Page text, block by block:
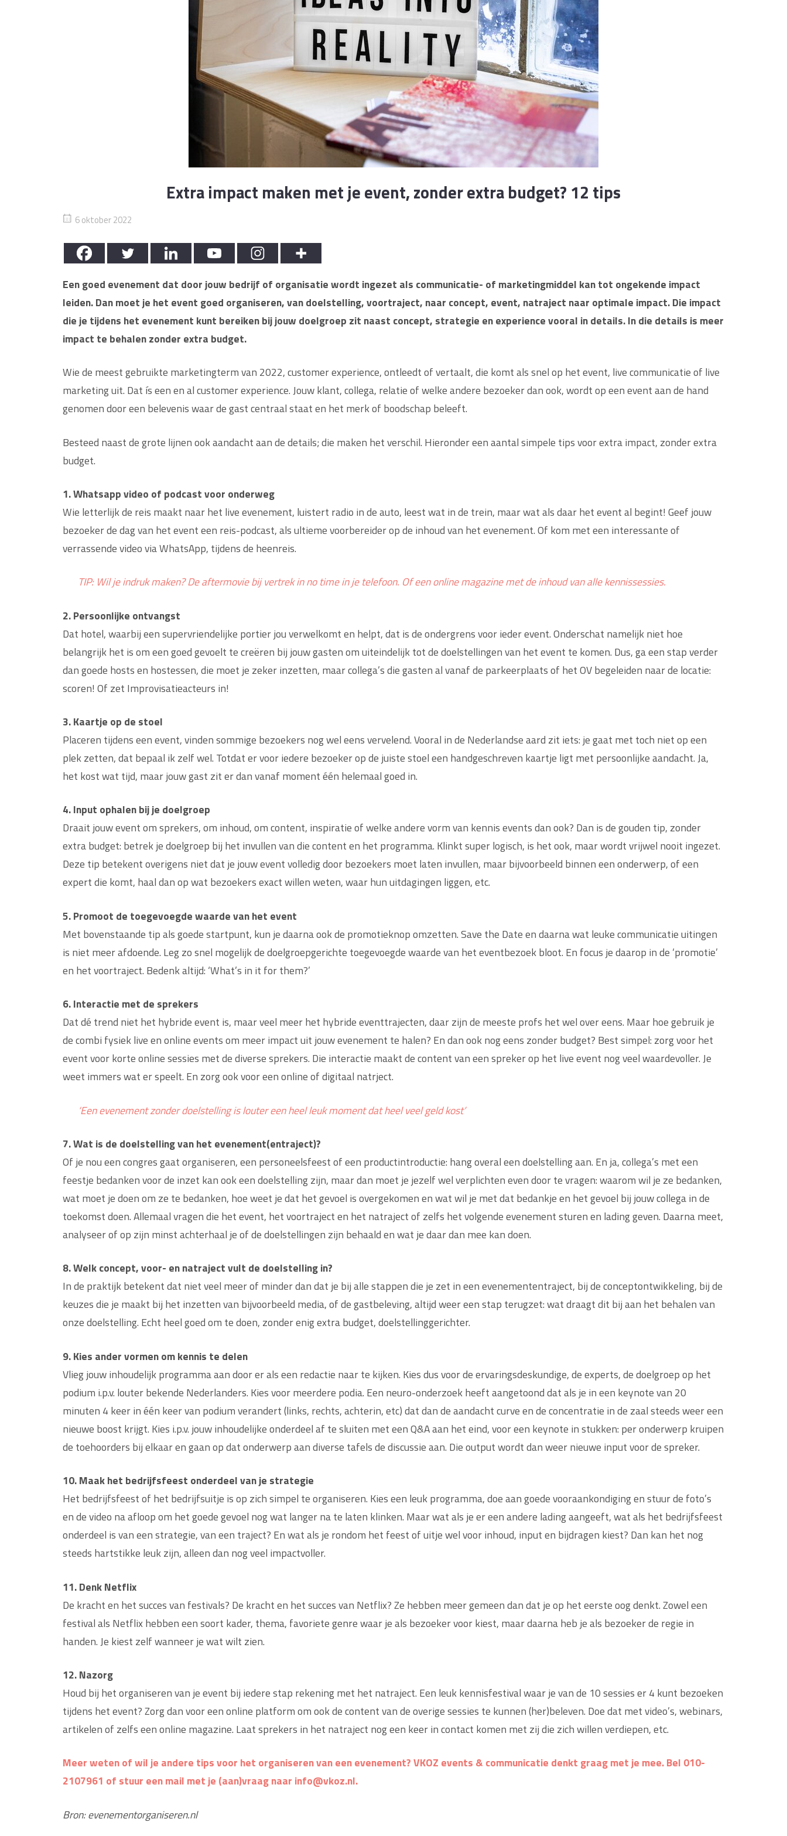
Extra impact maken met je event, zonder extra budget? 12 tips
6 oktober 2022
Een goed evenement dat door jouw bedrijf of organisatie wordt ingezet als communicatie- of marketingmiddel kan tot ongekende impact
leiden. Dan moet je het event goed organiseren, van doelstelling, voortraject, naar concept, event, natraject naar optimale impact. Die impact
die je tijdens het evenement kunt bereiken bij jouw doelgroep zit naast concept, strategie en experience vooral in details. In die details is meer
impact te behalen zonder extra budget.
Wie de meest gebruikte marketingterm van 2022, customer experience, ontleedt of vertaalt, die komt als snel op het event, live communicatie of live
marketing uit. Dat ís een en al customer experience. Jouw klant, collega, relatie of welke andere bezoeker dan ook, wordt op een event aan de hand
genomen door een belevenis waar de gast centraal staat en het merk of boodschap beleeft.
Besteed naast de grote lijnen ook aandacht aan de details; die maken het verschil. Hieronder een aantal simpele tips voor extra impact, zonder extra
budget.
1. Whatsapp video of podcast voor onderweg
Wie letterlijk de reis maakt naar het live evenement, luistert radio in de auto, leest wat in de trein, maar wat als daar het event al begint! Geef jouw
bezoeker de dag van het event een reis-podcast, als ultieme voorbereider op de inhoud van het evenement. Of kom met een interessante of
verrassende video via WhatsApp, tijdens de heenreis.
TIP: Wil je indruk maken? De aftermovie bij vertrek in no time in je telefoon. Of een online magazine met de inhoud van alle kennissessies.
2. Persoonlijke ontvangst
Dat hotel, waarbij een supervriendelijke portier jou verwelkomt en helpt, dat is de ondergrens voor ieder event. Onderschat namelijk niet hoe
belangrijk het is om een goed gevoelt te creëren bij jouw gasten om uiteindelijk tot de doelstellingen van het event te komen. Dus, ga een stap verder
dan goede hosts en hostessen, die moet je zeker inzetten, maar collega’s die gasten al vanaf de parkeerplaats of het OV begeleiden naar de locatie:
scoren! Of zet Improvisatieacteurs in!
3. Kaartje op de stoel
Placeren tijdens een event, vinden sommige bezoekers nog wel eens vervelend. Vooral in de Nederlandse aard zit iets: je gaat met toch niet op een
plek zetten, dat bepaal ik zelf wel. Totdat er voor iedere bezoeker op de juiste stoel een handgeschreven kaartje ligt met persoonlijke aandacht. Ja,
het kost wat tijd, maar jouw gast zit er dan vanaf moment één helemaal goed in.
4. Input ophalen bij je doelgroep
Draait jouw event om sprekers, om inhoud, om content, inspiratie of welke andere vorm van kennis events dan ook? Dan is de gouden tip, zonder
extra budget: betrek je doelgroep bij het invullen van die content en het programma. Klinkt super logisch, is het ook, maar wordt vrijwel nooit ingezet.
Deze tip betekent overigens niet dat je jouw event volledig door bezoekers moet laten invullen, maar bijvoorbeeld binnen een onderwerp, of een
expert die komt, haal dan op wat bezoekers exact willen weten, waar hun uitdagingen liggen, etc.
5. Promoot de toegevoegde waarde van het event
Met bovenstaande tip als goede startpunt, kun je daarna ook de promotieknop omzetten. Save the Date en daarna wat leuke communicatie uitingen
is niet meer afdoende. Leg zo snel mogelijk de doelgroepgerichte toegevoegde waarde van het eventbezoek bloot. En focus je daarop in de ‘promotie’
en het voortraject. Bedenk altijd: ‘What’s in it for them?’
6. Interactie met de sprekers
Dat dé trend niet het hybride event is, maar veel meer het hybride eventtrajecten, daar zijn de meeste profs het wel over eens. Maar hoe gebruik je
de combi fysiek live en online events om meer impact uit jouw evenement te halen? En dan ook nog eens zonder budget? Best simpel: zorg voor het
event voor korte online sessies met de diverse sprekers. Die interactie maakt de content van een spreker op het live event nog veel waardevoller. Je
weet immers wat er speelt. En zorg ook voor een online of digitaal natrject.
‘Een evenement zonder doelstelling is louter een heel leuk moment dat heel veel geld kost’
7. Wat is de doelstelling van het evenement(entraject)?
Of je nou een congres gaat organiseren, een personeelsfeest of een productintroductie: hang overal een doelstelling aan. En ja, collega’s met een
feestje bedanken voor de inzet kan ook een doelstelling zijn, maar dan moet je jezelf wel verplichten even door te vragen: waarom wil je ze bedanken,
wat moet je doen om ze te bedanken, hoe weet je dat het gevoel is overgekomen en wat wil je met dat bedankje en het gevoel bij jouw collega in de
toekomst doen. Allemaal vragen die het event, het voortraject en het natraject of zelfs het volgende evenement sturen en lading geven. Daarna meet,
analyseer of op zijn minst achterhaal je of de doelstellingen zijn behaald en wat je daar dan mee kan doen.
8. Welk concept, voor- en natraject vult de doelstelling in?
In de praktijk betekent dat niet veel meer of minder dan dat je bij alle stappen die je zet in een evenemententraject, bij de conceptontwikkeling, bij de
keuzes die je maakt bij het inzetten van bijvoorbeeld media, of de gastbeleving, altijd weer een stap terugzet: wat draagt dit bij aan het behalen van
onze doelstelling. Echt heel goed om te doen, zonder enig extra budget, doelstellinggerichter.
9. Kies ander vormen om kennis te delen
Vlieg jouw inhoudelijk programma aan door er als een redactie naar te kijken. Kies dus voor de ervaringsdeskundige, de experts, de doelgroep op het
podium i.p.v. louter bekende Nederlanders. Kies voor meerdere podia. Een neuro-onderzoek heeft aangetoond dat als je in een keynote van 20
minuten 4 keer in één keer van podium verandert (links, rechts, achterin, etc) dat dan de aandacht curve en de concentratie in de zaal steeds weer een
nieuwe boost krijgt. Kies i.p.v. jouw inhoudelijke onderdeel af te sluiten met een Q&A aan het eind, voor een keynote in stukken: per onderwerp kruipen
de toehoorders bij elkaar en gaan op dat onderwerp aan diverse tafels de discussie aan. Die output wordt dan weer nieuwe input voor de spreker.
10. Maak het bedrijfsfeest onderdeel van je strategie
Het bedrijfsfeest of het bedrijfsuitje is op zich simpel te organiseren. Kies een leuk programma, doe aan goede vooraankondiging en stuur de foto’s
en de video na afloop om het goede gevoel nog wat langer na te laten klinken. Maar wat als je er een andere lading aangeeft, wat als het bedrijfsfeest
onderdeel is van een strategie, van een traject? En wat als je rondom het feest of uitje wel voor inhoud, input en bijdragen kiest? Dan kan het nog
steeds hartstikke leuk zijn, alleen dan nog veel impactvoller.
11. Denk Netflix
De kracht en het succes van festivals? De kracht en het succes van Netflix? Ze hebben meer gemeen dan dat je op het eerste oog denkt. Zowel een
festival als Netflix hebben een soort kader, thema, favoriete genre waar je als bezoeker voor kiest, maar daarna heb je als bezoeker de regie in
handen. Je kiest zelf wanneer je wat wilt zien.
12. Nazorg
Houd bij het organiseren van je event bij iedere stap rekening met het natraject. Een leuk kennisfestival waar je van de 10 sessies er 4 kunt bezoeken
tijdens het event? Zorg dan voor een online platform om ook de content van de overige sessies te kunnen (her)beleven. Doe dat met video’s, webinars,
artikelen of zelfs een online magazine. Laat sprekers in het natraject nog een keer in contact komen met zij die zich willen verdiepen, etc.
Meer weten of wil je andere tips voor het organiseren van een evenement? VKOZ events & communicatie denkt graag met je mee. Bel 010-
2107961 of stuur een mail met je (aan)vraag naar info@vkoz.nl.
Bron: evenementorganiseren.nl